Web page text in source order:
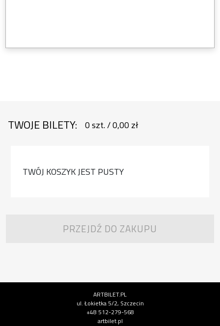
TWOJE BILETY: 0szt./0,00 zł
TWÓJ KOSZYK JEST PUSTY
PRZEJDŹ DO ZAKUPU
Informacje o instytucjiARTBILET.PL
ul. Łokietka 5/2, Szczecin
+48 512-279-568
artbilet.pl